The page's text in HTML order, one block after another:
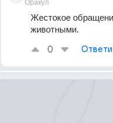
Оракул
Жестокое
животными.
0